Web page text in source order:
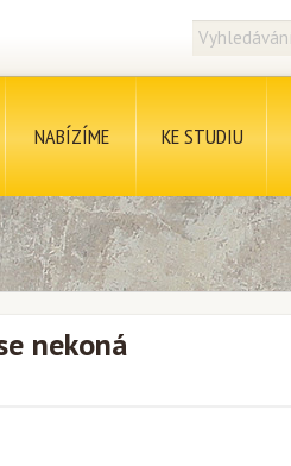
NABÍZÍME KE STUDIU
nekoná